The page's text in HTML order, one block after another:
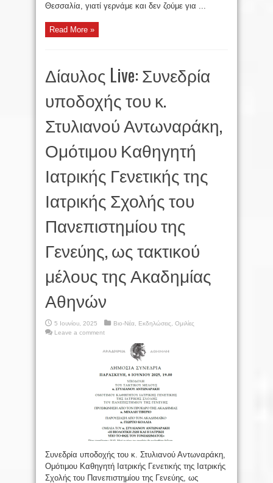
Θεσσαλία, γιατί γερνάμε και δεν ζούμε για ...
Read More »
Δίαυλος Live: Συνεδρία
υποδοχής του κ.
Στυλιανού Αντωναράκη,
Ομότιμου Καθηγητή
Ιατρικής Γενετικής της
Ιατρικής Σχολής του
Πανεπιστημίου της
Γενεύης, ως τακτικού
μέλους της Ακαδημίας
Αθηνών
5 Ιουνίου, 2025 Βιο-Νέα Εκδηλώσεις
Ομιλίες
Leave a comment
Συνεδρία υποδοχής του κ. Στυλιανού Αντωναράκη,
Ομότιμου Καθηγητή Ιατρικής Γενετικής της Ιατρικής
Σχολής του Πανεπιστημίου της Γενεύης, ως